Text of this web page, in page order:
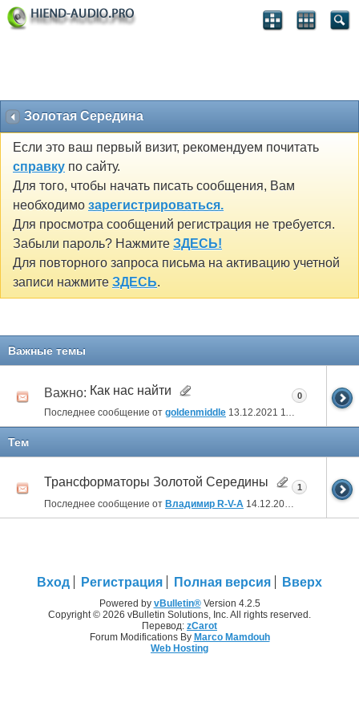
Золотая Середина
Если это ваш первый визит, рекомендуем почитать
справку по сайту.
Для того, чтобы начать писать сообщения, Вам
необходимо зарегистрироваться.
Для просмотра сообщений регистрация не требуется.
Забыли пароль? Нажмите ЗДЕСЬ!
Для повторного запроса письма на активацию учетной
записи нажмите ЗДЕСЬ.
Важные темы
Важно: Как нас найти
Последнее сообщение от goldenmiddle 13.12.2021 11:57
0
Тем
Трансформаторы Золотой Середины
Последнее сообщение от Владимир R-V-A 14.12.2021
1
Вход Регистрация Полная версия Вверх
Powered by vBulletin®Version 4.2.5
Copyright © 2026 vBulletin Solutions, Inc. All rights reserved.
Перевод: zCarot
Forum Modifications By Marco Mamdouh
Web Hosting